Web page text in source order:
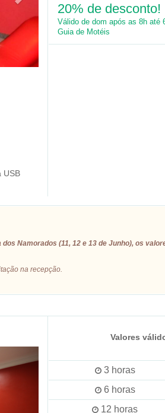
USB
20% de desconto!
Válido de dom após as 8h até
Guia de Motéis
Namorados (11, 12 e 13 de Junho), os
na recepção.
Valores
3 horas
6 horas
12 horas